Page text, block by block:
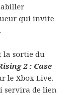
qui invite
la sortie du
2 : Case
le Xbox Live.
servira de lien